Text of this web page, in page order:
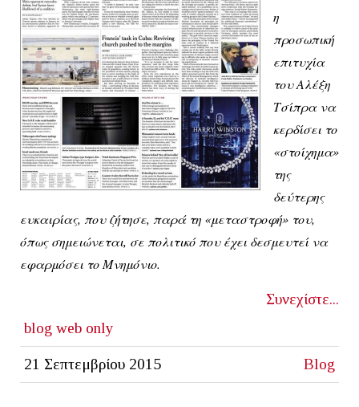
η
προσωπική
επιτυχία
του Αλέξη
Τσίπρα να
κερδίσει το
«στοίχημα»
της
δεύτερης
ευκαιρίας, που ζήτησε, παρά τη «μεταστροφή» του,
όπως σημειώνεται, σε πολιτικό που έχει δεσμευτεί να
εφαρμόσει το Μνημόνιο.
Συνεχίστε...
blog web only
21 Σεπτεμβρίου 2015 Blog